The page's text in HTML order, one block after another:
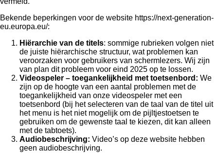
Bekende beperkingen voor de website https://next-generation-
eu.europa.eu/:
Hiërarchie van de titels: sommige rubrieken volgen niet
de juiste hiërarchische structuur, wat problemen kan
veroorzaken voor gebruikers van schermlezers. Wij zijn
van plan dit probleem voor eind 2025 op te lossen.
Videospeler – toegankelijkheid met toetsenbord: We
zijn op de hoogte van een aantal problemen met de
toegankelijkheid van onze videospeler met een
toetsenbord (bij het selecteren van de taal van de titel uit
het menu is het niet mogelijk om de pijltjestoetsen te
gebruiken om de gewenste taal te kiezen, dit kan alleen
met de tabtoets).
Audiobeschrijving: Video’s op deze website hebben
geen audiobeschrijving.